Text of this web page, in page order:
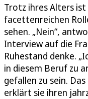
Trotz ihres Alters
facettenreichen
sehen. „Nein“,
Interview auf die
Ruhestand denke.
in diesem Beruf zu
gefallen zu sein.
erklärt sie ihren